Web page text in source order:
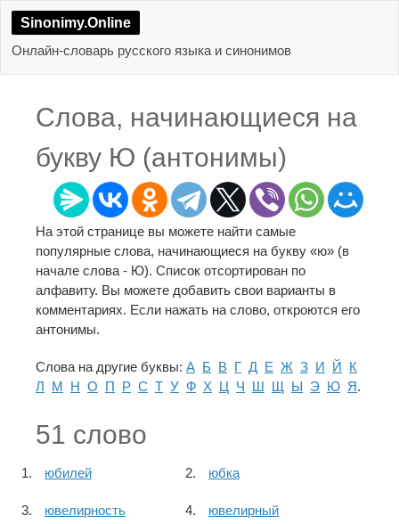
Sinonimy.Online
Онлайн-словарь русского языка и синонимов
Слова, начинающиеся на
букву Ю (антонимы)
На этой странице вы можете найти самые
популярные слова, начинающиеся на букву «ю» (в
начале слова - Ю). Список отсортирован по
алфавиту. Вы можете добавить свои варианты в
комментариях. Если нажать на слово, откроются его
антонимы.
Слова на другие буквы: А Б В Г Д Е Ж З И Й К
Л М Н О П Р С Т У Ф Х Ц Ч Ш Щ Ы Э Ю Я.
51 слово
юбилей юбка
ювелирность ювелирный